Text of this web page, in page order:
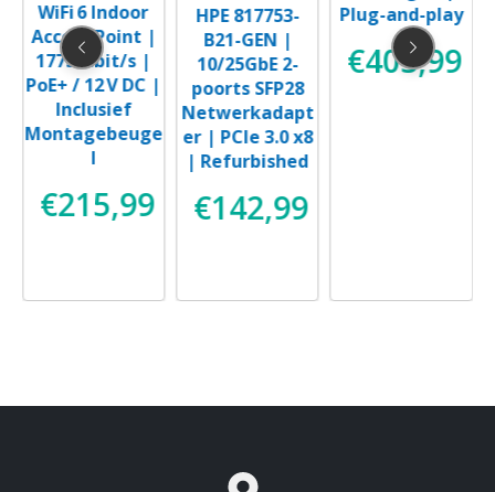
WiFi 6 Indoor
Access Point |
1775 Mbit/s |
PoE+ / 12 V DC |
Inclusief
Montagebeuge
l
€215,99
HPE 817753-
B21-GEN |
10/25GbE 2-
poorts SFP28
Netwerkadapt
er | PCIe 3.0 x8
| Refurbished
€142,99
Plug-and-play
€403,99